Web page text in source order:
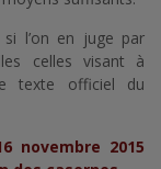
l’on en juge par
celles visant à
texte officiel du
novembre 2015